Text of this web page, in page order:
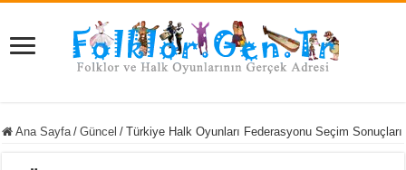
Ana Sayfa / Güncel / Türkiye Halk Oyunları Federasyonu Seçim Sonuçları